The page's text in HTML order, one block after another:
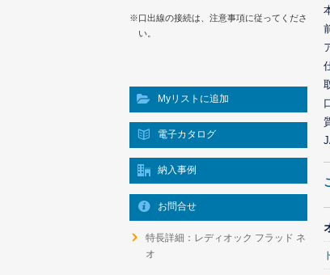
※口出線の接続は、注意事項に従ってくださ
い。
Myリストに追加
電子カタログ
納入事例
お問合せ
特長詳細：レディオック フラッド ネ
オ